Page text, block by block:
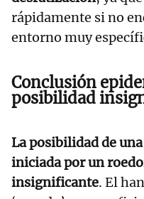
rápidamente si no
entorno muy
Conclusión
posibilidad
La posibilidad de
iniciada por un
insignificante. El